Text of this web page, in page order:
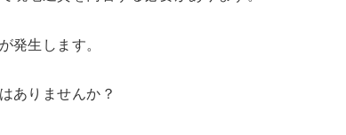
発生します。
ありませんか？